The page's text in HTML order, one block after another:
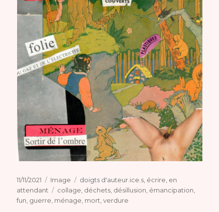
Publié
le
11/11/2021 Format
Image Catégories
doigts d'auteur.ice.s, écrire, en
attendant
Étiquettes
collage, déchets, désillusion, émancipation,
fun, guerre, ménage, mort,verdure